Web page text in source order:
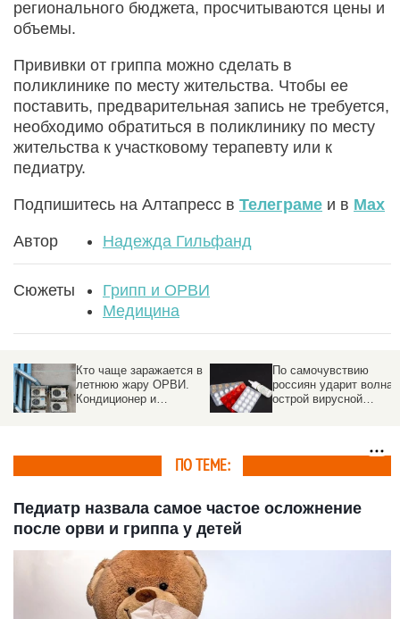
регионального бюджета, просчитываются цены и
объемы.
Прививки от гриппа можно сделать в
поликлинике по месту жительства. Чтобы ее
поставить, предварительная запись не требуется,
необходимо обратиться в поликлинику по месту
жительства к участковому терапевту или к
педиатру.
Подпишитесь на Алтапресс в Телеграме и в Max
Автор Надежда Гильфанд
Сюжеты
Грипп и ОРВИ
Медицина
Кто чаще заражается в
летнюю жару ОРВИ.
Кондиционер и
По самочувствию
россиян ударит волна
острой вирусной
ПО ТЕМЕ:
Педиатр назвала самое частое осложнение
после орви и гриппа у детей